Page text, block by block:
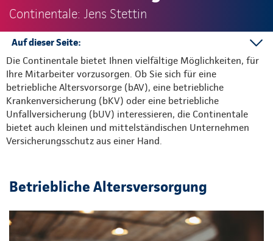
Continentale: Jens Stettin
Auf dieser Seite:
bAV
bKV
bUV
Die Continentale bietet Ihnen vielfältige Möglichkeiten, für
Ihre Mitarbeiter vorzusorgen. Ob Sie sich für eine
betriebliche Altersvorsorge (bAV), eine betriebliche
Krankenversicherung (bKV) oder eine betriebliche
Unfallversicherung (bUV) interessieren, die Continentale
bietet auch kleinen und mittelständischen Unternehmen
Versicherungsschutz aus einer Hand.
Betriebliche Altersversorgung